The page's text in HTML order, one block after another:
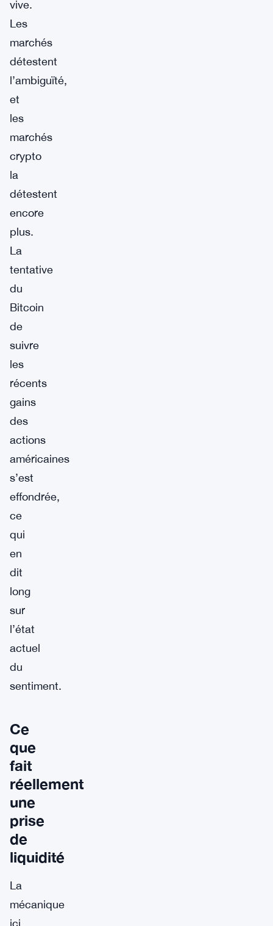
vive.
Les
marchés
détestent
l’ambiguïté,
et
les
marchés
crypto
la
détestent
encore
plus.
La
tentative
du
Bitcoin
de
suivre
les
récents
gains
des
actions
américaines
s’est
effondrée,
ce
qui
en
dit
long
sur
l’état
actuel
du
sentiment.
Ce
que
fait
réellement
une
prise
de
liquidité
La
mécanique
ici